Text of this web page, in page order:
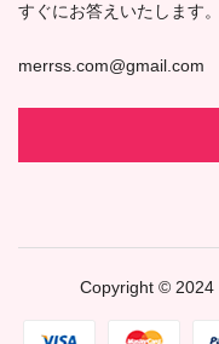
すぐにお答えいたします。
merrss.com@gmail.com
Copyright © 2024